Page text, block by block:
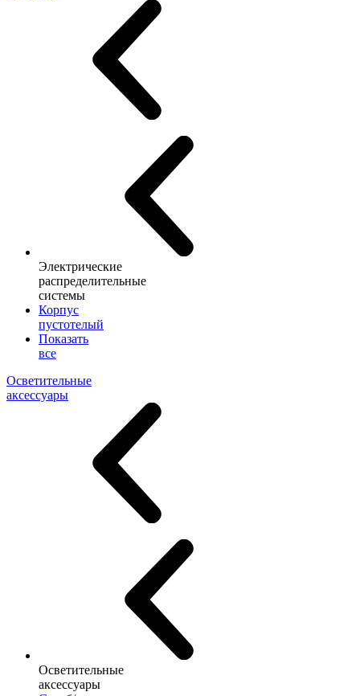
Электрические
распределительные
системы
Корпус
пустотелый
Показать
все
Осветительные
аксессуары
Осветительные
аксессуары